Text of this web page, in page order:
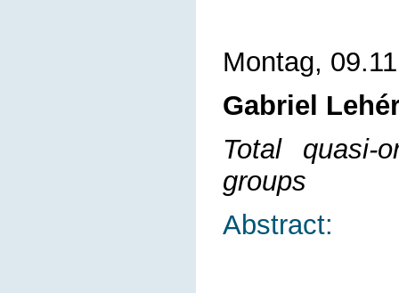
Montag,
Gabriel
Total quasi-
groups
Abstract: